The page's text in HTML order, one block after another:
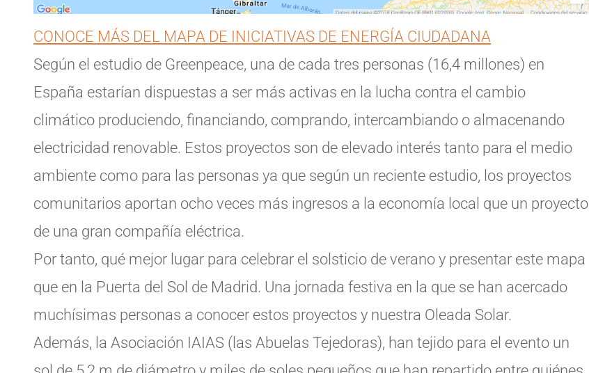
CONOCE MÁS DEL MAPA DE INICIATIVAS DE ENERGÍA CIUDADANA
Según el estudio de Greenpeace, una de cada tres personas (16,4 millones) en
España estarían dispuestas a ser más activas en la lucha contra el cambio
climático produciendo, financiando, comprando, intercambiando o almacenando
electricidad renovable. Estos proyectos son de elevado interés tanto para el medio
ambiente como para las personas ya que según un reciente estudio, los proyectos
comunitarios aportan ocho veces más ingresos a la economía local que un proyecto
de una gran compañía eléctrica.
Por tanto, qué mejor lugar para celebrar el solsticio de verano y presentar este mapa
que en la Puerta del Sol de Madrid. Una jornada festiva en la que se han acercado
muchísimas personas a conocer estos proyectos y nuestra Oleada Solar.
Además, la Asociación IAIAS (las Abuelas Tejedoras), han tejido para el evento un